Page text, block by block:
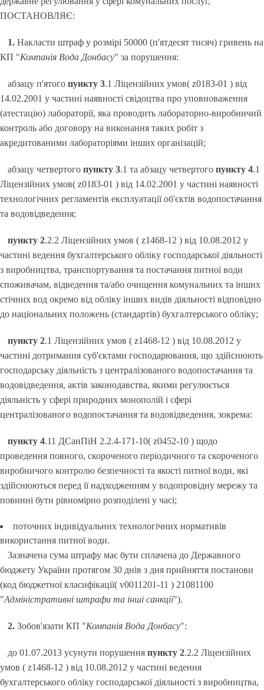
ПОСТАНОВЛЯЄ:
1. Накласти штраф у розмірі 50000 (п'ятдесят тисяч) гривень на
КП "Компанія Вода Донбасу" за порушення:
абзацу п'ятогопункту 3.1 Ліцензійних умов( z0183-01 ) від
14.02.2001 у частині наявності свідоцтва про уповноваження
(атестацію) лабораторії, яка проводить лабораторно-виробничий
контроль або договору на виконання таких робіт з
акредитованими лабораторіями інших організацій;
абзацу четвертогопункту 3.1 та абзацу четвертогопункту 4.1
Ліцензійних умов( z0183-01 ) від 14.02.2001 у частині наявності
технологічних регламентів експлуатації об'єктів водопостачання
та водовідведення;
пункту 2.2.2 Ліцензійних умов ( z1468-12 ) від 10.08.2012 у
частині ведення бухгалтерського обліку господарської діяльності
з виробництва, транспортування та постачання питної води
споживачам, відведення та/або очищення комунальних та інших
стічних вод окремо від обліку інших видів діяльності відповідно
до національних положень (стандартів) бухгалтерського обліку;
пункту 2.1 Ліцензійних умов ( z1468-12 ) від 10.08.2012 у
частині дотримання суб'єктами господарювання, що здійснюють
господарську діяльність з централізованого водопостачання та
водовідведення, актів законодавства, якими регулюється
діяльність у сфері природних монополій і сфері
централізованого водопостачання та водовідведення, зокрема:
пункту 4.11 ДСанПіН 2.2.4-171-10( z0452-10 ) щодо
проведення повного, скороченого періодичного та скороченого
виробничого контролю безпечності та якості питної води, які
здійснюються перед її надходженням у водопровідну мережу та
повинні бути рівномірно розподілені у часі;
поточних індивідуальних технологічних нормативів
використання питної води.
Зазначена сума штрафу має бути сплачена до Державного
бюджету України протягом 30 днів з дня прийняття постанови
(код бюджетної класифікації( v0011201-11 ) 21081100
"Адміністративні штрафи та інші санкції").
2. Зобов'язати КП "Компанія Вода Донбасу":
до 01.07.2013 усунути порушенняпункту 2.2.2 Ліцензійних
умов ( z1468-12 ) від 10.08.2012 у частині ведення
бухгалтерського обліку господарської діяльності з виробництва,